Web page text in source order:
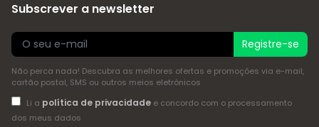
Subscrever a newsletter
Registre-se
Não perca nada! Descubra as melhores ofertas e promoções via e-mail,
cartão postal, SMS ou outros meios eletrónicos
Li a política de privacidadee concordo com o processamento
dos meus dados